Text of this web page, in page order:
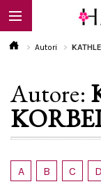
EBOOK
LIBRI
Autori
Autore:
A B C D